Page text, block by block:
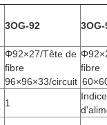
3OG-92 3OG-
Φ92×27/Tête de
fibre
96×96×33/circuit
fibre
1